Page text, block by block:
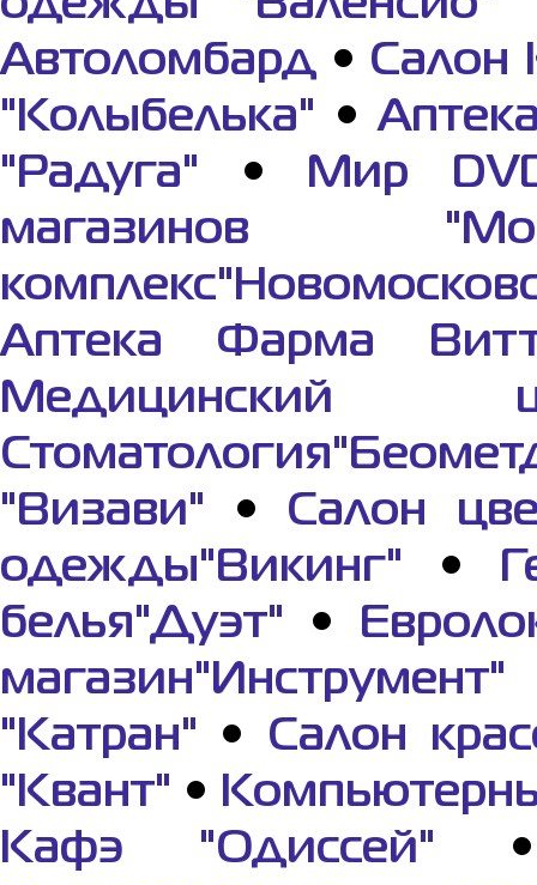
Автоломбард • Салон
"Колыбелька" •
"Радуга" •
Мир
магазинов
Аптека Фарма
Медицинский
"Визави" • Салон
одежды"Викинг" •
белья"Дуэт" •
магазин"Инструмент"
"Катран" • Салон
"Квант" •
Кафэ "Одиссей"